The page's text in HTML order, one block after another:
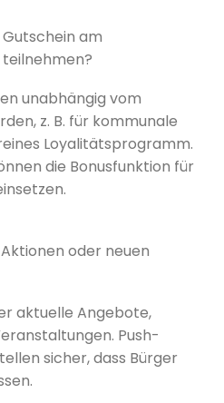
am
unabhängig vom
z. B. für kommunale
Loyalitätsprogramm.
die Bonusfunktion für
oder neuen
aktuelle Angebote,
Push-
sicher, dass Bürger